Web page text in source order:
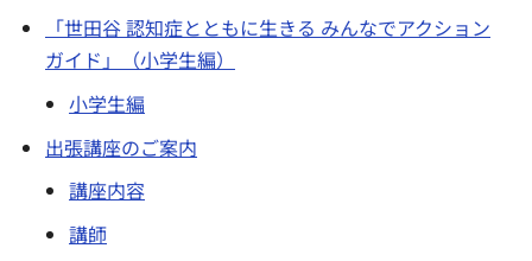
「世田谷 認知症とともに生きる みんなでアクション
ガイド」（小学生編）
小学生編
出張講座のご案内
講座内容
講師